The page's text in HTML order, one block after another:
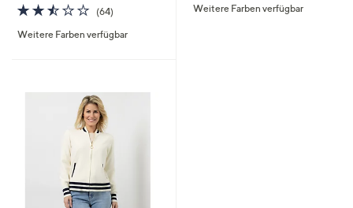
2.5
von
5
(64)64
Weitere Farben verfügbar
Weitere Farben verfügbar